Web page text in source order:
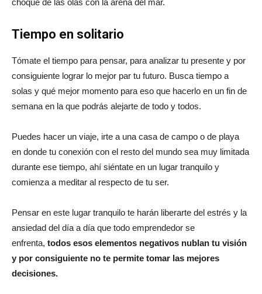
choque de las olas con la arena del mar.
Tiempo en solitario
Tómate el tiempo para pensar, para analizar tu presente y por
consiguiente lograr lo mejor par tu futuro. Busca tiempo a
solas y qué mejor momento para eso que hacerlo en un fin de
semana en la que podrás alejarte de todo y todos.
Puedes hacer un viaje, irte a una casa de campo o de playa
en donde tu conexión con el resto del mundo sea muy limitada
durante ese tiempo, ahí siéntate en un lugar tranquilo y
comienza a meditar al respecto de tu ser.
Pensar en este lugar tranquilo te harán liberarte del estrés y la
ansiedad del día a día que todo emprendedor se
enfrenta, todos esos elementos negativos nublan tu visión
y por consiguiente no te permite tomar las mejores
decisiones.